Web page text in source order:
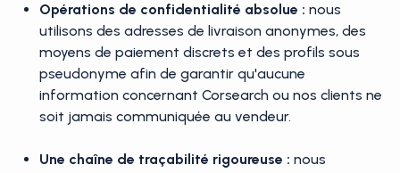
Opérations de confidentialité absolue : nous
utilisons des adresses de livraison anonymes, des
moyens de paiement discrets et des profils sous
pseudonyme afin de garantir qu'aucune
information concernant Corsearch ou nos clients ne
soit jamais communiquée au vendeur.
Une chaîne de traçabilité rigoureuse : nous